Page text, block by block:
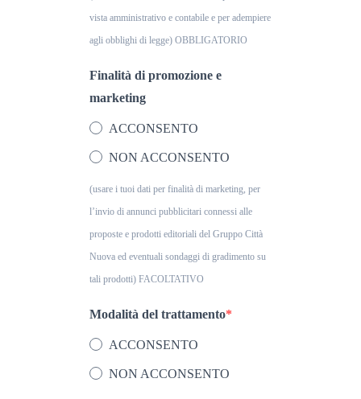
vista amministrativo e contabile e per adempiere
agli obblighi di legge) OBBLIGATORIO
Finalità di promozione e
marketing
ACCONSENTO
NON ACCONSENTO
(usare i tuoi dati per finalità di marketing, per
l’invio di annunci pubblicitari connessi alle
proposte e prodotti editoriali del Gruppo Città
Nuova ed eventuali sondaggi di gradimento su
tali prodotti) FACOLTATIVO
Modalità del trattamento
ACCONSENTO
NON ACCONSENTO